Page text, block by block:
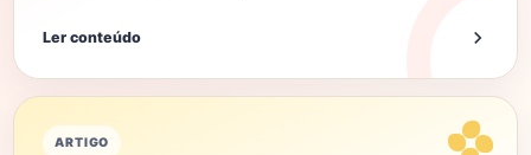
Ler conteúdo
ARTIGO